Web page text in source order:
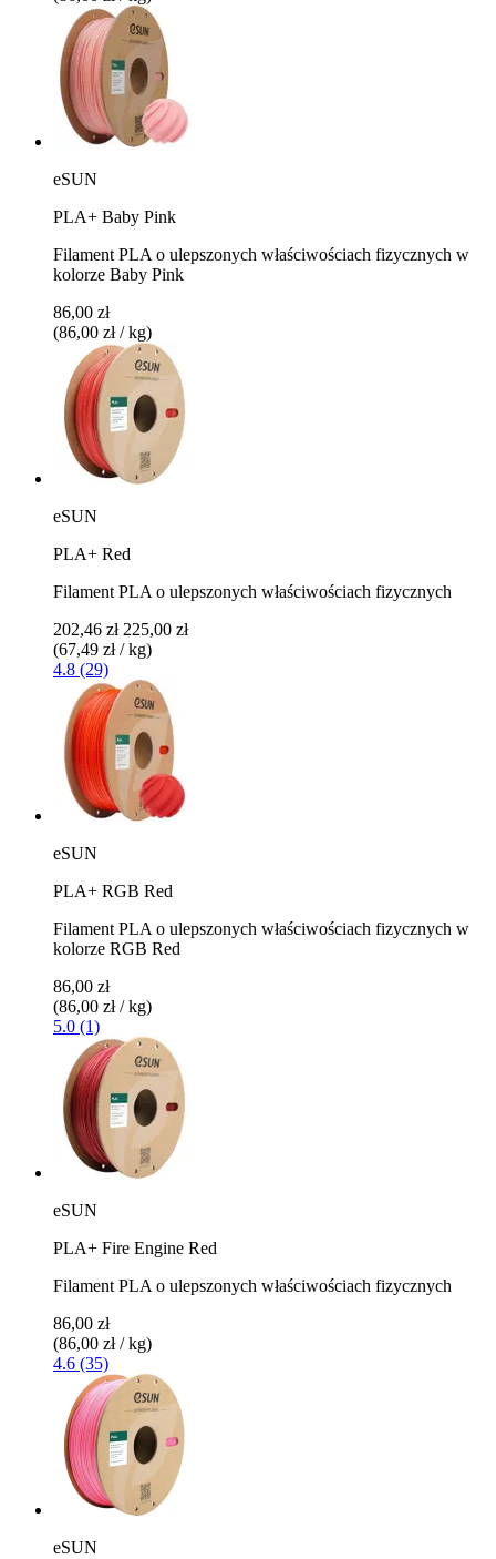
eSUN
PLA+ Baby Pink
Filament PLA o ulepszonych właściwościach fizycznych w
kolorze Baby Pink
86,00 zł
(86,00 zł / kg)
eSUN
PLA+ Red
Filament PLA o ulepszonych właściwościach fizycznych
202,46 zł 225,00 zł
(67,49 zł / kg)
4.8 (29)
eSUN
PLA+ RGB Red
Filament PLA o ulepszonych właściwościach fizycznych w
kolorze RGB Red
86,00 zł
(86,00 zł / kg)
5.0 (1)
eSUN
PLA+ Fire Engine Red
Filament PLA o ulepszonych właściwościach fizycznych
86,00 zł
(86,00 zł / kg)
4.6 (35)
eSUN